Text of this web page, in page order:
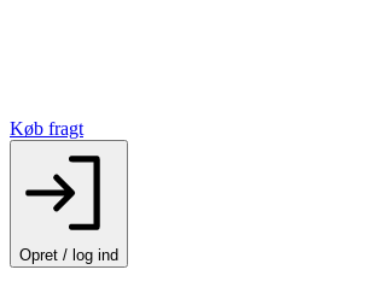
Køb fragt
Opret / log ind